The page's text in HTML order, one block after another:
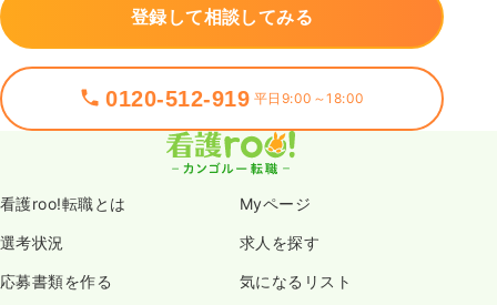
登録して相談してみる
0120-512-919 平日9:00～18:00
看護roo!転職とは Myページ
選考状況 求人を探す
応募書類を作る 気になるリスト